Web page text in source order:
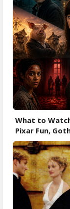
What to
Pixar Fun,